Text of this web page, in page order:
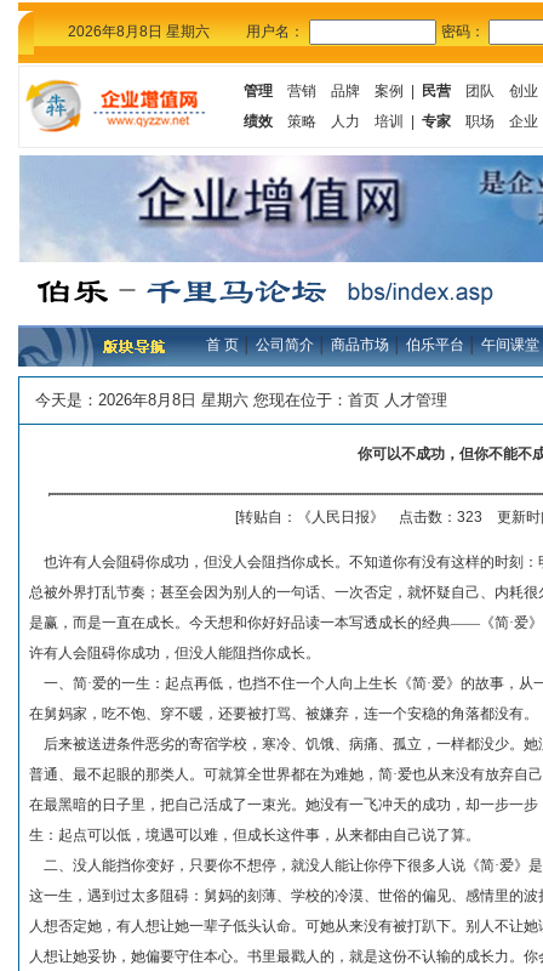
2026年8月8日 星期六 用户名： 密码：
管理 营销 品牌 案例 民营 团队
创业
绩效
策略 人力 培训 专家 职场 企业
首 页│公司简介│商品市场│伯乐平台│午间课堂
今天是： 2026年8月8日 星期六 您现在位于： 首页 人才管理
你可以不成功，但你不能不
[转贴自：《人民日报》 点击数：323 更新时
也许有人会阻碍你成功，但没人会阻挡你成长。 不知道你有没有这样的时刻
总被外界打乱节奏；甚至会因为别人的一句话、一次否定，就怀疑自己、内耗
是赢，而是一直在成长。今天想和你好好品读一本写透成长的经典——《简·爱
许有人会阻碍你成功，但没人能阻挡你成长。
一、简·爱的一生：起点再低，也挡不住一个人向上生长《简·爱》的故事，
在舅妈家，吃不饱、穿不暖，还要被打骂、被嫌弃，连一个安稳的角落都没有。
后来被送进条件恶劣的寄宿学校，寒冷、饥饿、病痛、孤立，一样都没少。
普通、最不起眼的那类人。可就算全世界都在为难她，简·爱也从来没有放弃自
在最黑暗的日子里，把自己活成了一束光。她没有一飞冲天的成功，却一步一
生：起点可以低，境遇可以难，但成长这件事，从来都由自己说了算。
二、没人能挡你变好，只要你不想停，就没人能让你停下很多人说《简·爱》
这一生，遇到过太多阻碍：舅妈的刻薄、学校的冷漠、世俗的偏见、感情里的
人想否定她，有人想让她一辈子低头认命。可她从来没有被打趴下。别人不让
人想让她妥协，她偏要守住本心。书里最戳人的，就是这份不认输的成长力。